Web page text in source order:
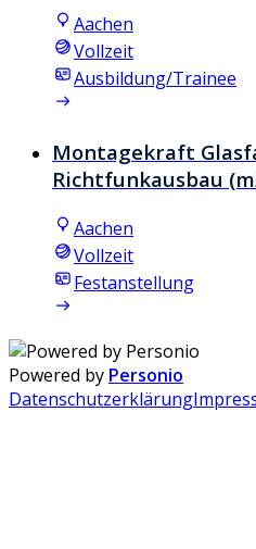
Aachen
Vollzeit
Ausbildung/Trainee
Montagekraft
Richtfunkausbau
Aachen
Vollzeit
Festanstellung
Powered by Personio
Datenschutzerklärung